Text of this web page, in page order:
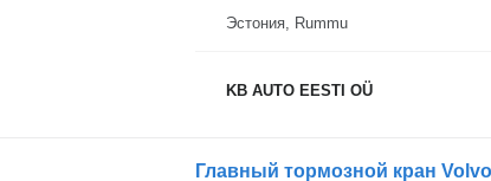
Эстония, Rummu
KB AUTO EESTI OÜ